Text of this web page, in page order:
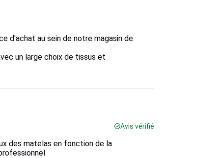
d'achat au sein de notre magasin de
un large choix de tissus et
Avis vérifié
des matelas en fonction de la